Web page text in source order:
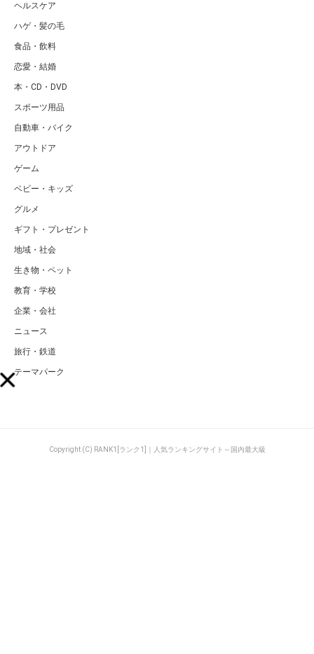
ヘルスケア
ハゲ・髪の毛
食品・飲料
恋愛・結婚
本・CD・DVD
スポーツ用品
自動車・バイク
アウトドア
ゲーム
ベビー・キッズ
グルメ
ギフト・プレゼント
地域・社会
生き物・ペット
教育・学校
企業・会社
ニュース
旅行・鉄道
テーマパーク
Copyright (C) RANK1[ランク1]｜人気ランキングサイト～国内最大級